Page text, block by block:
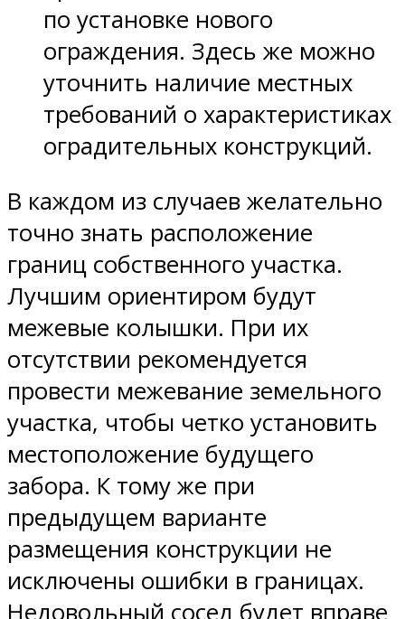
по установке нового
ограждения. Здесь же можно
уточнить наличие местных
требований о характеристиках
оградительных конструкций.
В каждом из случаев желательно
точно знать расположение
границ собственного участка.
Лучшим ориентиром будут
межевые колышки. При их
отсутствии рекомендуется
провести межевание земельного
участка, чтобы четко установить
местоположение будущего
забора. К тому же при
предыдущем варианте
размещения конструкции не
исключены ошибки в границах.
Недовольный сосед будет вправе